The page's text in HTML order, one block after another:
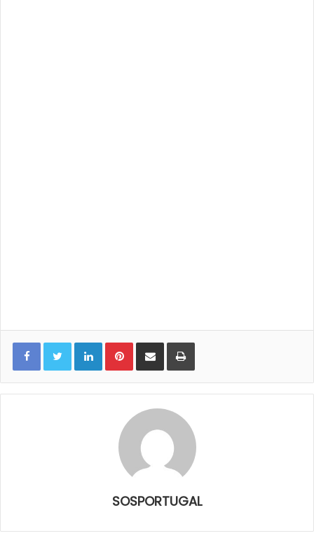
LinkedInPinterestShare via Email Print
SOSPORTUGAL